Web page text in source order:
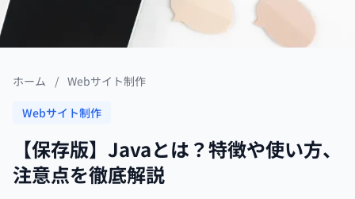
ホーム / Webサイト制作
Webサイト制作
【保存版】Javaとは？特徴や使い方、
注意点を徹底解説